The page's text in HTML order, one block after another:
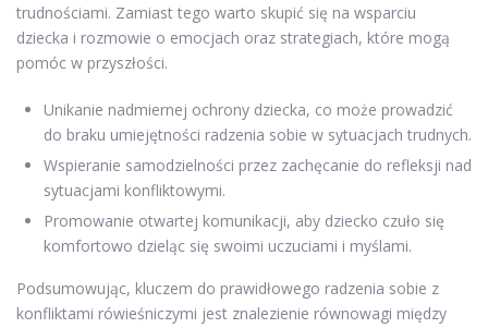
trudnościami. Zamiast tego warto skupić się na wsparciu
dziecka i rozmowie o emocjach oraz strategiach, które mogą
pomóc w przyszłości.
Unikanie nadmiernej ochrony dziecka, co może prowadzić
do braku umiejętności radzenia sobie w sytuacjach trudnych.
Wspieranie samodzielności przez zachęcanie do refleksji nad
sytuacjami konfliktowymi.
Promowanie otwartej komunikacji, aby dziecko czuło się
komfortowo dzieląc się swoimi uczuciami i myślami.
Podsumowując, kluczem do prawidłowego radzenia sobie z
konfliktami rówieśniczymi jest znalezienie równowagi między